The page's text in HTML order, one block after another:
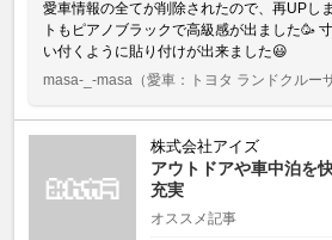
愛車情報の全てが削除されたので、再UPし
トもピアノブラックで高級感が出ました🥳
い付くように貼り付けが出来ました😃
masa-_-masa （愛車：トヨタ ランドクルー
株式会社アイズ
アウトドアや車中泊を
充実
オススメ記事